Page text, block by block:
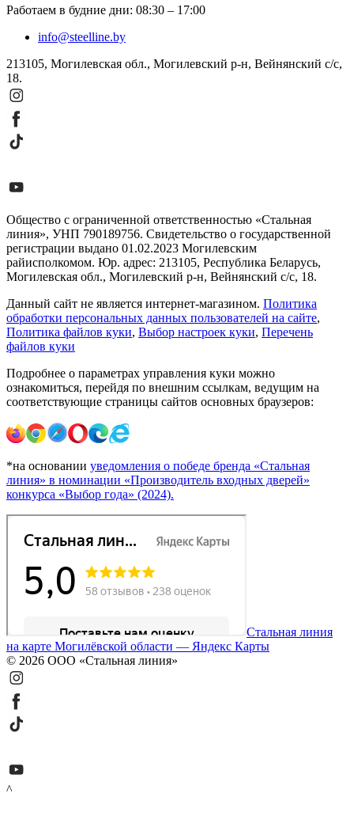
Работаем в будние дни: 08:30 – 17:00
info@steelline.by
213105, Могилевская обл., Могилевский р-н, Вейнянский с/с,
18.
Общество с ограниченной ответственностью «Стальная
линия», УНП 790189756. Свидетельство о государственной
регистрации выдано 01.02.2023 Могилевским
райисполкомом. Юр. адрес: 213105, Республика Беларусь,
Могилевская обл., Могилевский р-н, Вейнянский с/с, 18.
Данный сайт не является интернет-магазином. Политика
обработки персональных данных пользователей на сайте,
Политика файлов куки, Выбор настроек куки, Перечень
файлов куки
Подробнее о параметрах управления куки можно
ознакомиться, перейдя по внешним ссылкам, ведущим на
соответствующие страницы сайтов основных браузеров:
*на основании уведомления о победе бренда «Стальная
линия» в номинации «Производитель входных дверей»
конкурса «Выбор года» (2024).
Стальная линия
на карте Могилёвской области — Яндекс Карты
© 2026 ООО «Стальная линия»
^